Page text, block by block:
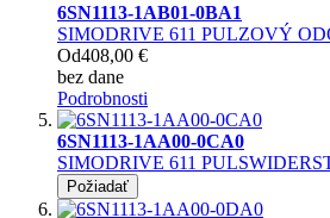
6SN1113-1AB01-0BA1
SIMODRIVE 611 PULZOVÝ
Od408,00 €
bez dane
Podrobnosti
6SN1113-1AA00-0CA0
SIMODRIVE 611
Požiadať